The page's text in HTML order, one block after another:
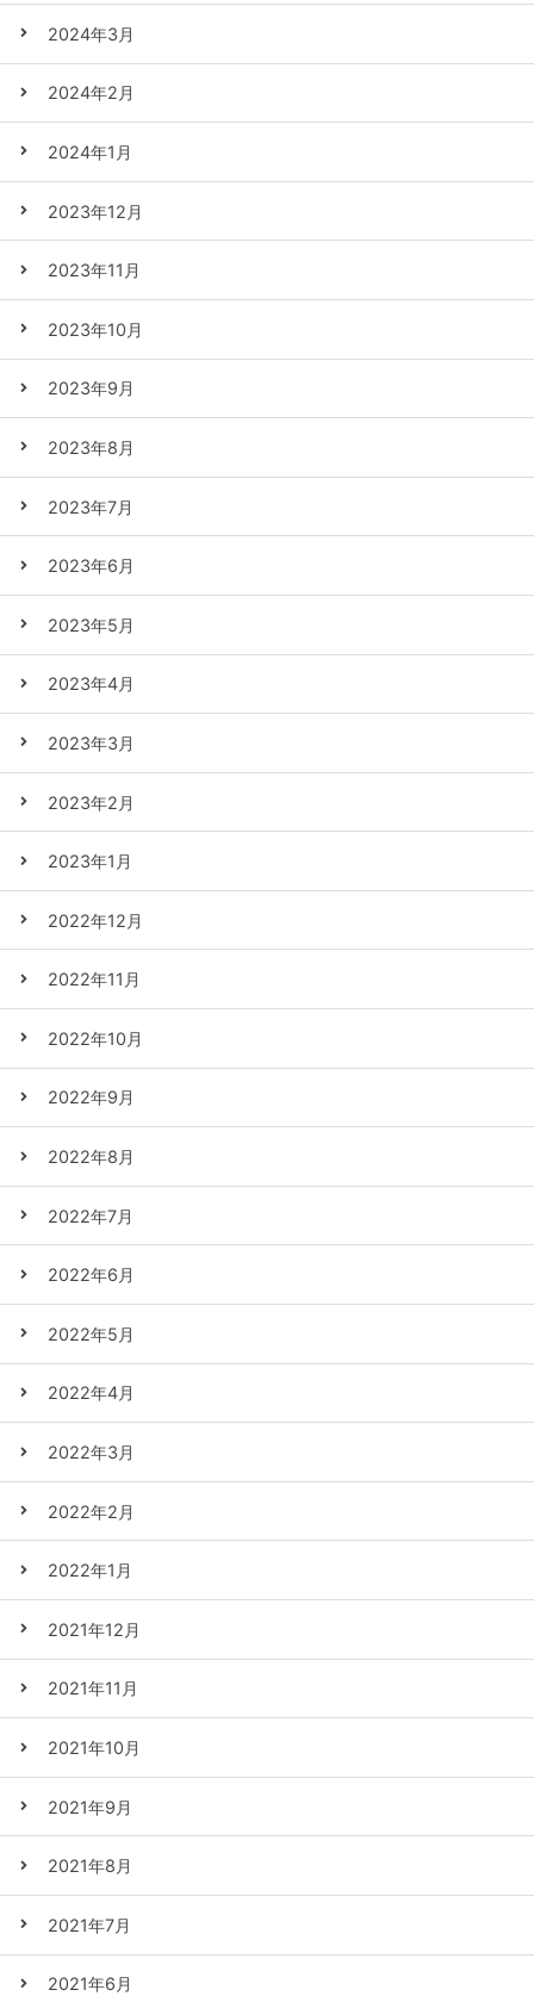
2024年3月
2024年2月
2024年1月
2023年12月
2023年11月
2023年10月
2023年9月
2023年8月
2023年7月
2023年6月
2023年5月
2023年4月
2023年3月
2023年2月
2023年1月
2022年12月
2022年11月
2022年10月
2022年9月
2022年8月
2022年7月
2022年6月
2022年5月
2022年4月
2022年3月
2022年2月
2022年1月
2021年12月
2021年11月
2021年10月
2021年9月
2021年8月
2021年7月
2021年6月